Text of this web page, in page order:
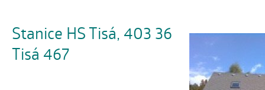
Stanice HS Tisá, 403 36
Tisá 467